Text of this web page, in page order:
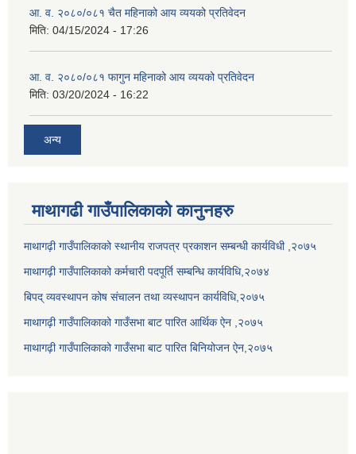
आ. व. २०८०/०८१ चैत महिनाको आय व्ययको प्रतिवेदन
मिति: 04/15/2024 - 17:26
आ. व. २०८०/०८१ फागुन महिनाको आय व्ययको प्रतिवेदन
मिति: 03/20/2024 - 16:22
अन्य
माथागढी गाउँपालिकाको कानुनहरु
माथागढ़ी गाउँपालिकाको स्थानीय राजपत्र प्रकाशन सम्बन्धी कार्यविधी ,२०७५
माथागढ़ी गाउँपालिकाको कर्मचारी पदपूर्ति सम्बन्धि कार्यविधि,२०७४
बिपद् व्यवस्थापन कोष संचालन तथा व्यस्थापन कार्यविधि,२०७५
माथागढ़ी गाउँपालिकाको गाउँसभा बाट पारित आर्थिक ऐन ,२०७५
माथागढ़ी गाउँपालिकाको गाउँसभा बाट पारित बिनियोजन ऐन,२०७५